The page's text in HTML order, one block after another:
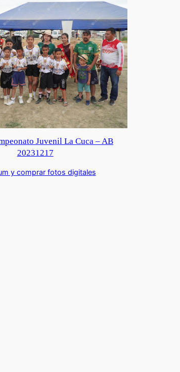
Juvenil La Cuca – AB
20231217
y comprar fotos digitales